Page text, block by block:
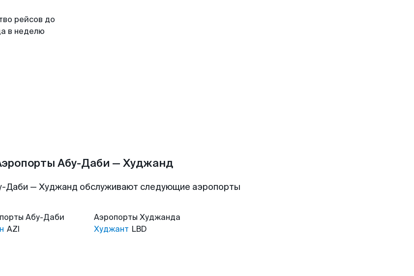
рейсов до
в неделю
Абу-Даби — Худжанд
Даби — Худжанд обслуживают следующие аэропорты
Абу-Даби
AZI
Аэропорты Худжанда
Худжант LBD